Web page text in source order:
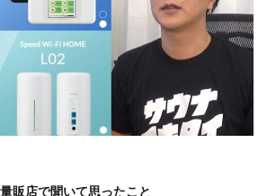
販店で聞いて思ったこと